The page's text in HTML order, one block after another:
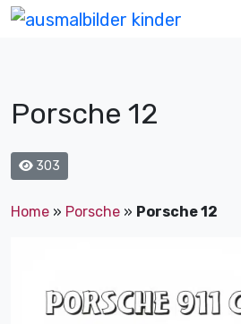
Porsche 12
303
Home » Porsche » Porsche 12